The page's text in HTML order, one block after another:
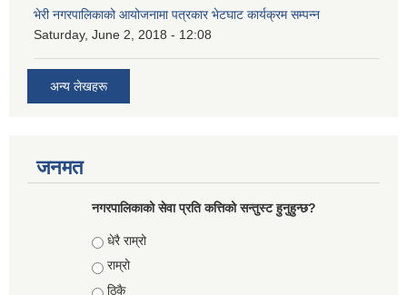
भेरी नगरपालिकाको आयोजनामा पत्रकार भेटघाट कार्यक्रम सम्पन्न
Saturday, June 2, 2018 - 12:08
अन्य लेखहरू
जनमत
नगरपालिकाको सेवा प्रति कत्तिको सन्तुस्ट हुनुहुन्छ?
Choices
धेरै राम्रो
राम्रो
ठिकै